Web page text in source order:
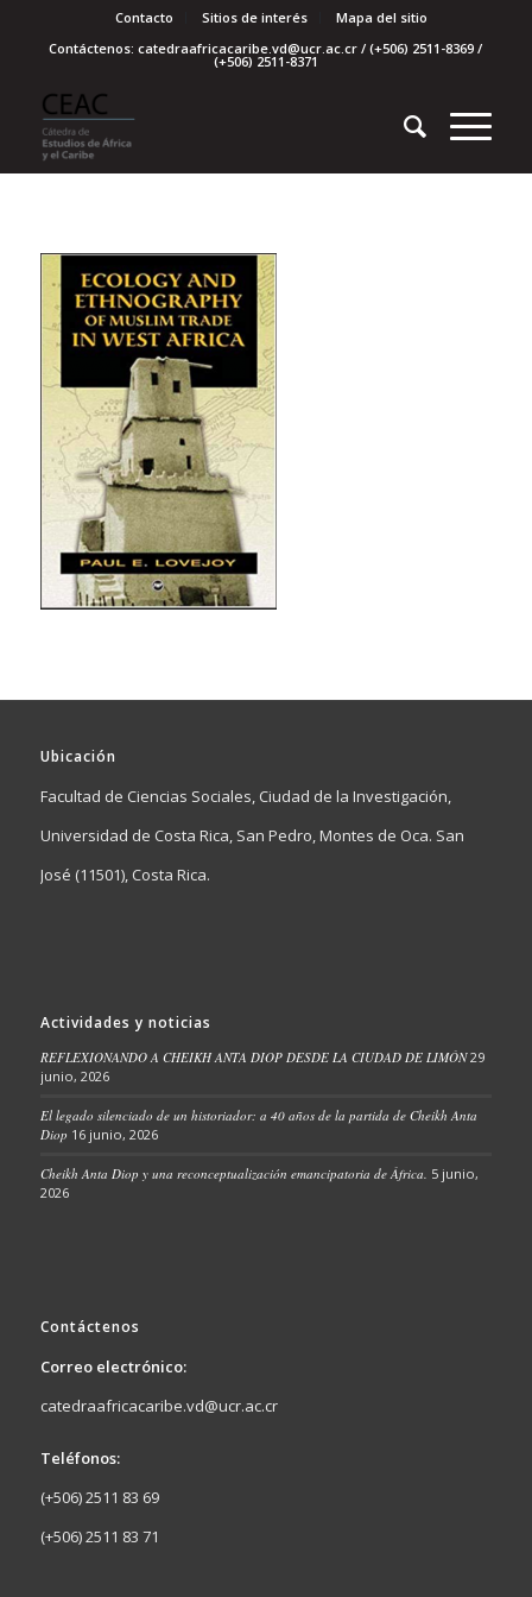
Contacto Sitios de interés
Mapa del sitio
Contáctenos: catedraafricacaribe.vd@ucr.ac.cr / (+506) 2511-8369 /
(+506) 2511-8371
Ubicación
Facultad de Ciencias Sociales, Ciudad de la Investigación,
Universidad de Costa Rica, San Pedro, Montes de Oca. San
José (11501), Costa Rica.
Actividades y noticias
REFLEXIONANDO A CHEIKH ANTA DIOP DESDE LA CIUDAD DE LIMÓN 29
junio, 2026
El legado silenciado de un historiador: a 40 años de la partida de Cheikh Anta
Diop 16 junio, 2026
Cheikh Anta Diop y una reconceptualización emancipatoria de África. 5 junio,
2026
Contáctenos
Correo electrónico:
catedraafricacaribe.vd@ucr.ac.cr
Teléfonos:
(+506) 2511 83 69
(+506) 2511 83 71